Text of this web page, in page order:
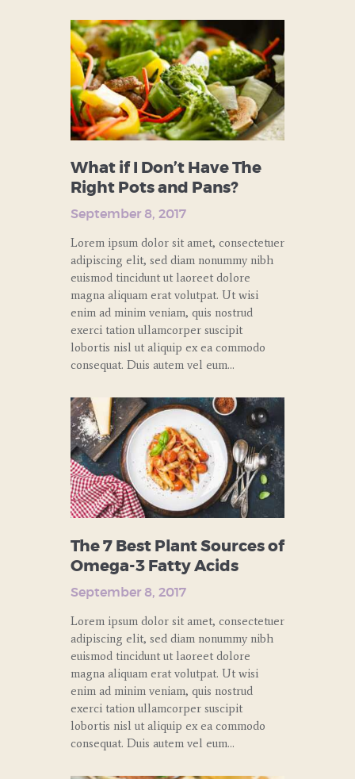
What if I Don’t Have The
Right Pots and Pans?
September 8, 2017
Lorem ipsum dolor sit amet, consectetuer
adipiscing elit, sed diam nonummy nibh
euismod tincidunt ut laoreet dolore
magna aliquam erat volutpat. Ut wisi
enim ad minim veniam, quis nostrud
exerci tation ullamcorper suscipit
lobortis nisl ut aliquip ex ea commodo
consequat. Duis autem vel eum…
The 7 Best Plant Sources of
Omega-3 Fatty Acids
September 8, 2017
Lorem ipsum dolor sit amet, consectetuer
adipiscing elit, sed diam nonummy nibh
euismod tincidunt ut laoreet dolore
magna aliquam erat volutpat. Ut wisi
enim ad minim veniam, quis nostrud
exerci tation ullamcorper suscipit
lobortis nisl ut aliquip ex ea commodo
consequat. Duis autem vel eum…